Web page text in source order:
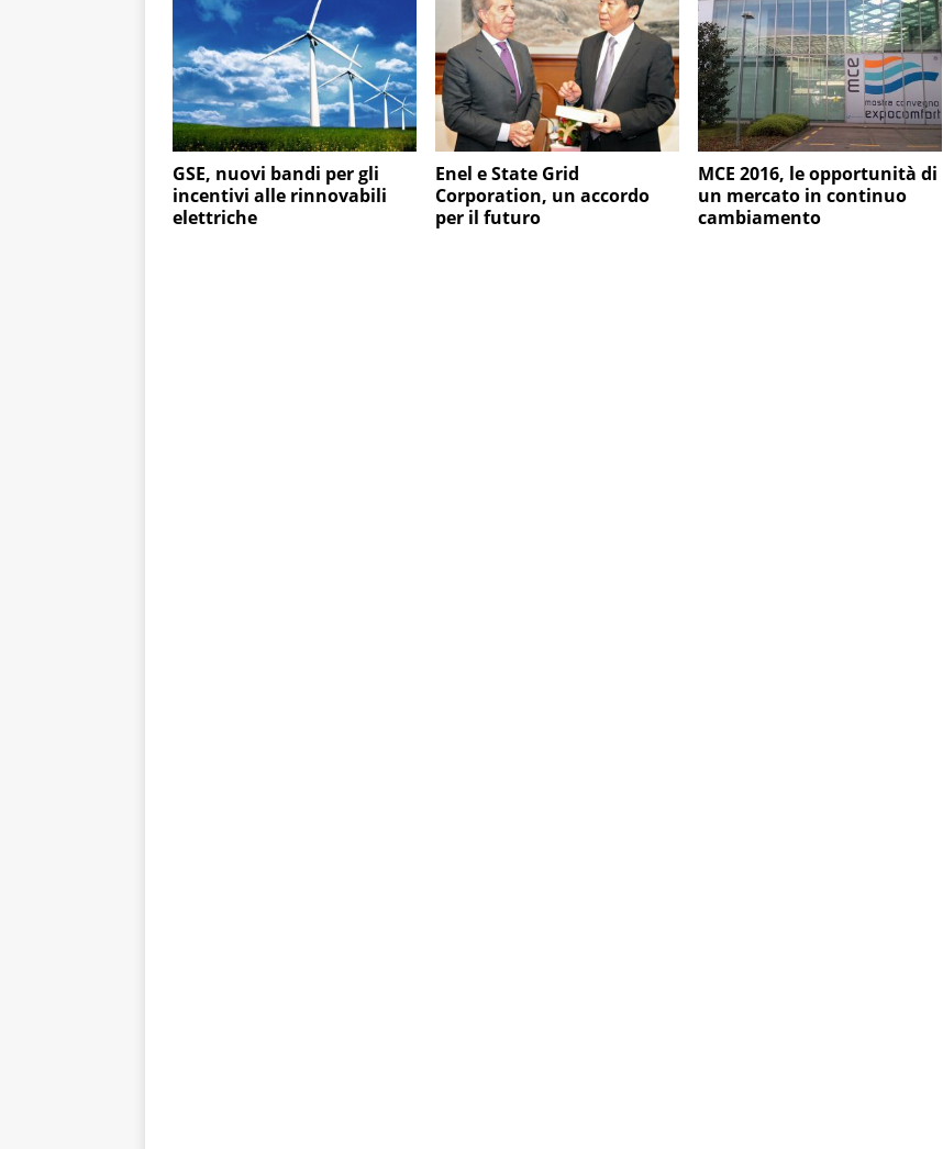
GSE, nuovi bandi per gli
incentivi alle rinnovabili
elettriche
Enel e State Grid
Corporation, un accordo
per il futuro
MCE 2016, le opportunità di
un mercato in continuo
cambiamento